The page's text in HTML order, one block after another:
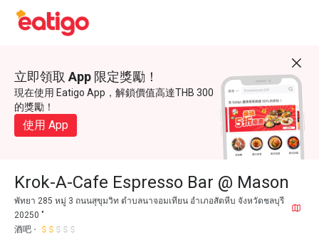
立即領取 App 限定獎勵！
現在使用 Eatigo App，解鎖價值高達THB 300
的獎勵！
使用 App
Krok-A-Cafe Espresso Bar @ Mason
พัทยา 285 หมู่ 3 ถนนสุขุมวิท ตำบลนาจอมเทียน อำเภอสัตหีบ จังหวัดชลบุรี
20250 "
酒吧